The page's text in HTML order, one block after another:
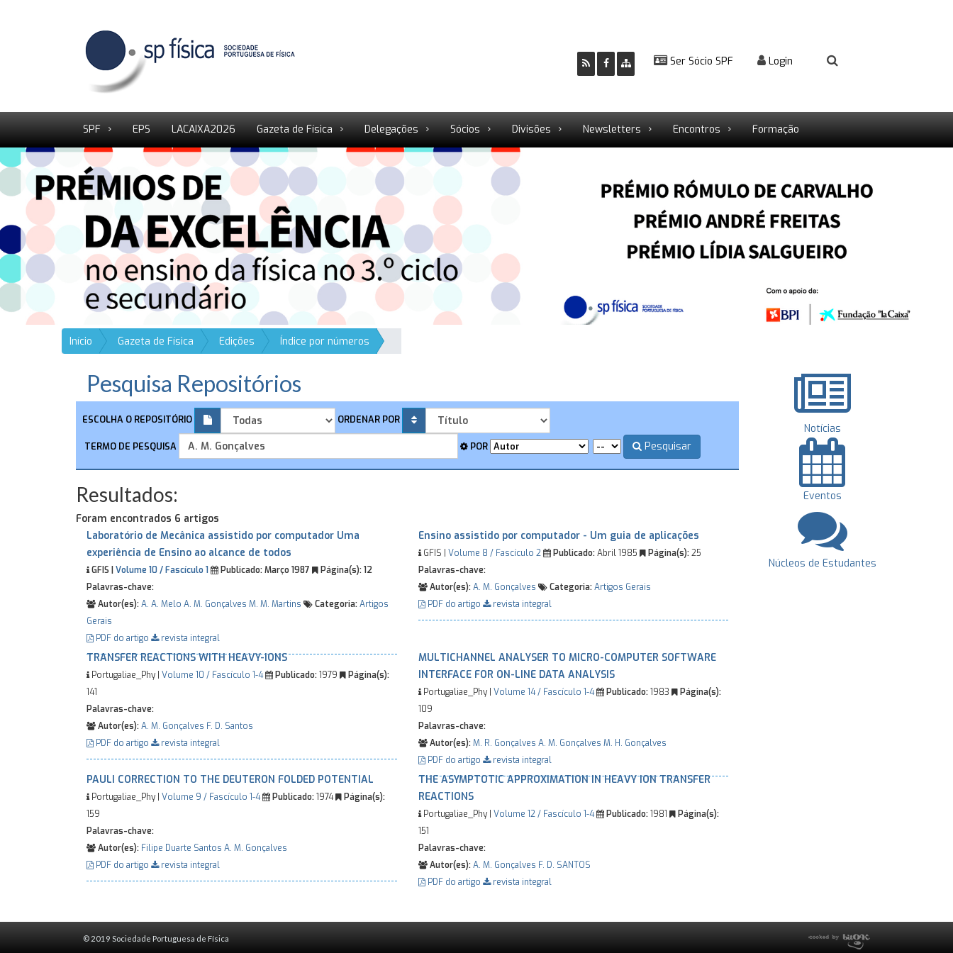
Ser Sócio SPF Login
SPF EPS LACAIXA2026 Gazeta de Física Delegações Sócios Divisões Newsletters Encontros Formação
Início Gazeta de Física Edições Índice por números
Pesquisa Repositórios
ESCOLHA O REPOSITÓRIO ORDENAR POR
TERMO DE PESQUISA POR Pesquisar
Resultados:
Foram encontrados 6 artigos
Laboratório de Mecânica assistido por computador Uma
experiência de Ensino ao alcance de todos
GFIS | Volume 10 / Fascículo 1 Publicado:Março 1987 Página(s):12
Palavras-chave:
Autor(es):A. A. Melo A. M. Gonçalves M. M. Martins Categoria:Artigos
Gerais
PDF do artigo
revista integral
Ensino assistido por computador - Um guia de aplicações
GFIS | Volume 8 / Fascículo 2 Publicado:Abril 1985 Página(s):25
Palavras-chave:
Autor(es): A. M. Gonçalves Categoria: Artigos Gerais
PDF do artigo
revista integral
TRANSFER REACTIONS WITH HEAVY-IONS
Portugaliae_Phy | Volume 10 / Fascículo 1-4 Publicado:1979
Página(s):
141
Palavras-chave:
Autor(es):A. M. Gonçalves F. D. Santos
PDF do artigo
revista integral
MULTICHANNEL ANALYSER TO MICRO-COMPUTER SOFTWARE
INTERFACE FOR ON-LINE DATA ANALYSIS
Portugaliae_Phy | Volume 14 / Fascículo 1-4 Publicado:1983
Página(s):
109
Palavras-chave:
Autor(es): M. R. Gonçalves A. M. Gonçalves M. H. Gonçalves
PDF do artigo
revista integral
PAULI CORRECTION TO THE DEUTERON FOLDED POTENTIAL
Portugaliae_Phy | Volume 9 / Fascículo 1-4 Publicado:1974
Página(s):
159
Palavras-chave:
Autor(es): Filipe Duarte Santos A. M. Gonçalves
PDF do artigo
revista integral
THE ASYMPTOTIC APPROXIMATION IN HEAVY ION TRANSFER
REACTIONS
Portugaliae_Phy | Volume 12 / Fascículo 1-4 Publicado:1981
Página(s):
151
Palavras-chave:
Autor(es): A. M. Gonçalves F. D. SANTOS
PDF do artigo
revista integral
Notícias
Eventos
Núcleos de Estudantes
© 2019 Sociedade Portuguesa de Física